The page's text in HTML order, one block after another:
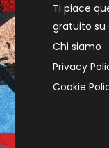
Ti piace
gratuito su
Chi siamo
Privacy
Cookie